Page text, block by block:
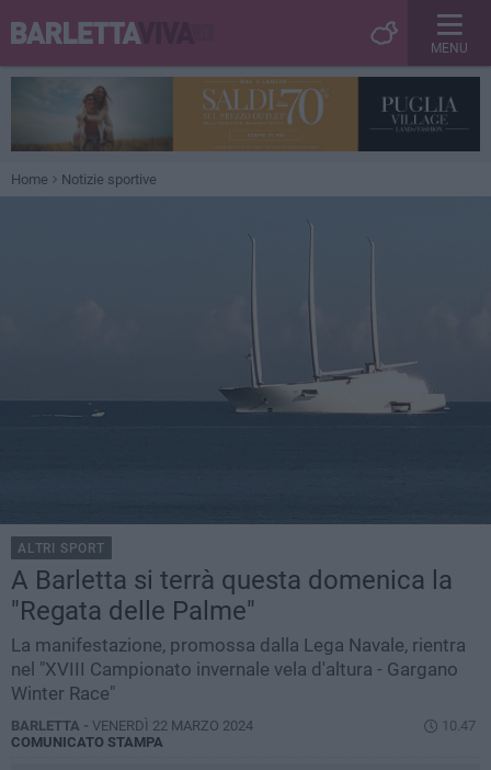
MENU
Home Notizie sportive
ALTRI SPORT
A Barletta si terrà questa domenica la
"Regata delle Palme"
La manifestazione, promossa dalla Lega Navale, rientra
nel "XVIII Campionato invernale vela d'altura - Gargano
Winter Race"
BARLETTA - VENERDÌ 22 MARZO 2024
10.47
COMUNICATO STAMPA